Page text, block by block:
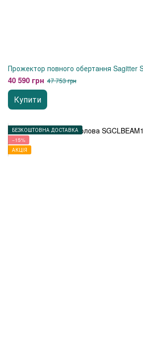
Прожектор повного обертання Sagitter
40 590 грн 47 753 грн
Купити
БЕЗКОШТОВНА ДОСТАВКА
−15%
АКЦІЯ